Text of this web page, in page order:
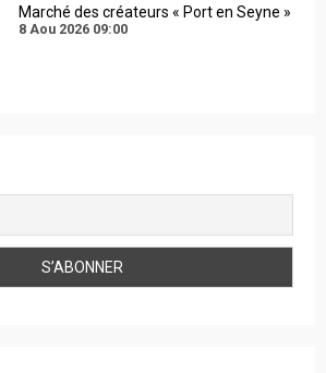
Marché des créateurs « Port en Seyne »
8 Aou 2026 09:00